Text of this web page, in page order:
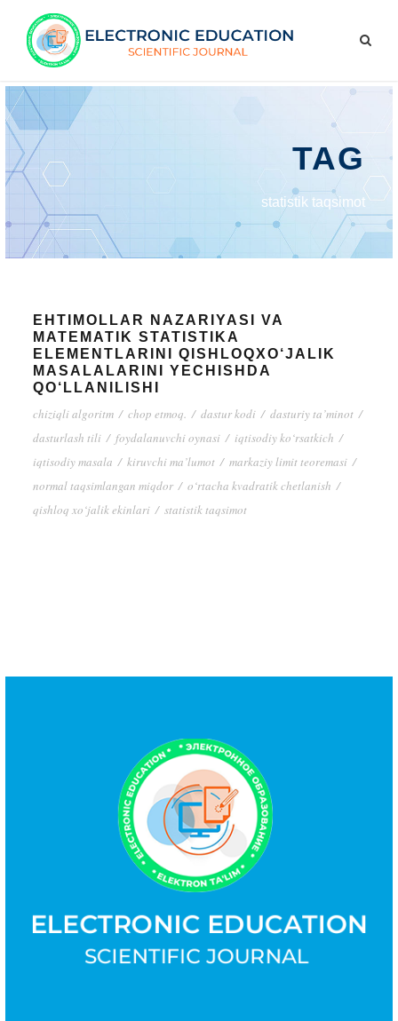
TAG
statistik taqsimot
EHTIMOLLAR NAZARIYASI VA
MATEMATIK STATISTIKA
ELEMENTLARINI QISHLOQXO‘JALIK
MASALALARINI YECHISHDA
QO‘LLANILISHI
chiziqli algoritm / chop etmoq. / dastur kodi / dasturiy ta’minot /
dasturlash tili / foydalanuvchi oynasi / iqtisodiy ko‘rsatkich /
iqtisodiy masala / kiruvchi ma’lumot / markaziy limit teoremasi /
normal taqsimlangan miqdor / o‘rtacha kvadratik chetlanish /
qishloq xo‘jalik ekinlari / statistik taqsimot